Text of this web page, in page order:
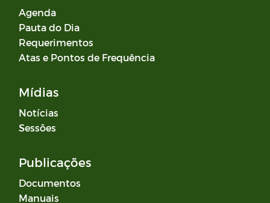
Agenda
Pauta do Dia
Requerimentos
Atas e Pontos de Frequência
Mídias
Notícias
Sessões
Publicações
Documentos
Manuais